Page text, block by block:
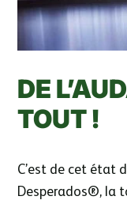
DE
TOUT !
C’est de cet état
Desperados®, la